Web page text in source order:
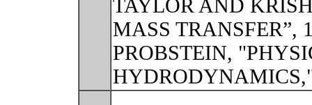
TAYLOR AND
MASS TRANSFER”,
PROBSTEIN,